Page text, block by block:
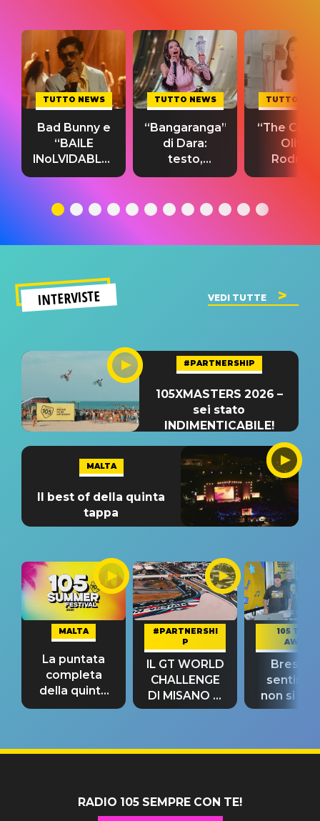
TUTTO NEWS
Bad Bunny e
“BAILE
INoLVIDABLE”:
testo,
significato
TUTTO NEWS
“Bangaranga”
di Dara:
testo,
traduzione e
del singolo
TUTTO
“The
Olivia
testo,
INTERVISTE VEDI TUTTE
#PARTNERSHIP
105XMASTERS 2026 –
sei stato
INDIMENTICABILE!
MALTA
Il best of della quinta
tappa
MALTA
La puntata
completa
della quinta
tappa
#PARTNERSHI
P
IL GT WORLD
CHALLENGE
DI MISANO si
riconferma
105 TAKE
AWAY
Bresh:
non si
fino alla
RADIO 105 SEMPRE CON TE!